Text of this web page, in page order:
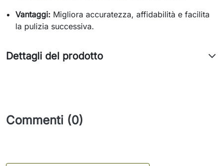
Vantaggi: Migliora accuratezza, affidabilità e facilita
la pulizia successiva.
Dettagli del prodotto
Commenti (0)